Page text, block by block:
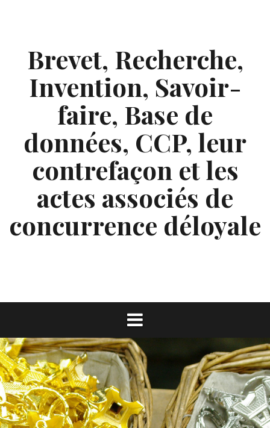
Brevet, Recherche,
Invention, Savoir-
faire, Base de
données, CCP, leur
contrefaçon et les
actes associés de
concurrence déloyale